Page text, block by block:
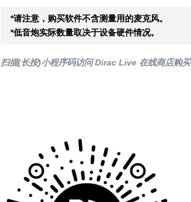
*请注意，购买软件不含测量用的麦克风。
*低音炮实际数量取决于设备硬件情况。
扫描(长按)小程序码访问 Dirac Live 在线商店购买